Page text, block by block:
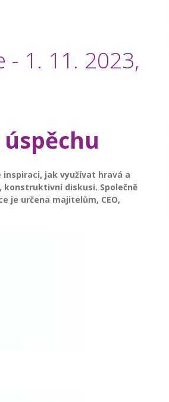
- 1. 11. 2023,
jak využívat hravá a
diskusi. Společně
je určena majitelům, CEO,